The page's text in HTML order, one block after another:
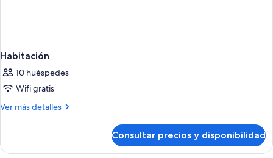
Habitación
10 huéspedes
Wifi gratis
Ver más detalles
Más
Consultar precios y disponibilidad